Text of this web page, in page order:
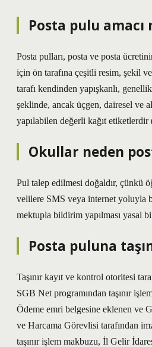
Posta pulu amacı
Posta pulları, posta ve posta
için ön tarafına çeşitli resim, şekil
tarafı kendinden yapışkanlı,
şeklinde, ancak üçgen, dairesel ve
yapılabilen değerli kağıt
Okullar neden
Pul talep edilmesi doğaldır, çünkü
velilere SMS veya internet yoluyla
mektupla bildirim yapılması yasal
Posta puluna
Taşınır kayıt ve kontrol otoritesi
SGB Net programından taşınır
Ödeme emri belgesine eklenen ve
ve Harcama Görevlisi tarafından
taşınır işlem makbuzu, İl Gelir